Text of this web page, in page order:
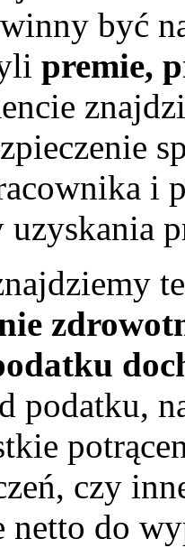
być
premie,
i
podatku,
czy
do